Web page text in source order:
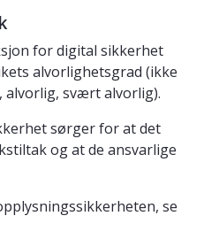
for digital sikkerhet
alvorlighetsgrad (ikke
alvorlig, svært alvorlig).
sørger for at det
og at de ansvarlige
se